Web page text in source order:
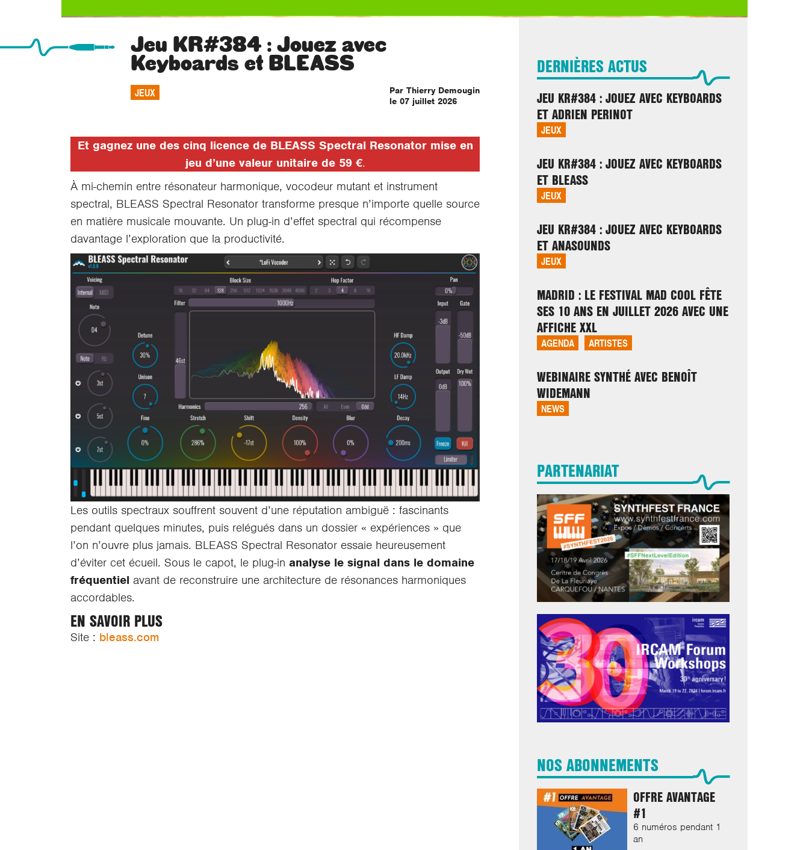
Jeu KR#384 : Jouez avec
Keyboards et BLEASS
JEUX
Par Thierry Demougin
le 07 juillet 2026
Et gagnez une des cinq licence de BLEASS Spectral Resonator mise en
jeu d’une valeur unitaire de 59 €.
À mi-chemin entre résonateur harmonique, vocodeur mutant et instrument
spectral, BLEASS Spectral Resonator transforme presque n’importe quelle source
en matière musicale mouvante. Un plug-in d’effet spectral qui récompense
davantage l’exploration que la productivité.
Les outils spectraux souffrent souvent d’une réputation ambiguë : fascinants
pendant quelques minutes, puis relégués dans un dossier « expériences » que
l’on n’ouvre plus jamais. BLEASS Spectral Resonator essaie heureusement
d’éviter cet écueil. Sous le capot, le plug-in analyse le signal dans le domaine
fréquentiel avant de reconstruire une architecture de résonances harmoniques
accordables.
EN SAVOIR PLUS
Site : bleass.com
DERNIÈRES ACTUS
JEU KR#384 : JOUEZ AVEC KEYBOARDS
ET ADRIEN PERINOT
JEUX
JEU KR#384 : JOUEZ AVEC KEYBOARDS
ET BLEASS
JEUX
JEU KR#384 : JOUEZ AVEC KEYBOARDS
ET ANASOUNDS
JEUX
MADRID : LE FESTIVAL MAD COOL FÊTE
SES 10 ANS EN JUILLET 2026 AVEC UNE
AFFICHE XXL
AGENDA ARTISTES
WEBINAIRE SYNTHÉ AVEC BENOÎT
WIDEMANN
NEWS
PARTENARIAT
NOS ABONNEMENTS
OFFRE AVANTAGE
#1
6 numéros pendant 1
an